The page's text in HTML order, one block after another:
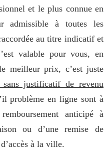
et le plus connue en
admissible à toutes les
au titre indicatif et
valable pour vous, en
meilleur prix, c’est juste
justificatif de revenu
problème en ligne sont à
anticipé à
ou d’une remise de
à la ville.